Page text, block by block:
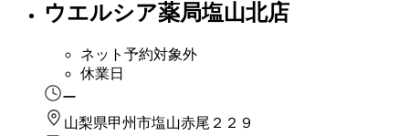
ウエルシア薬局塩山北店
ネット予約対象外
休業日
ー
山梨県甲州市塩山赤尾２２９